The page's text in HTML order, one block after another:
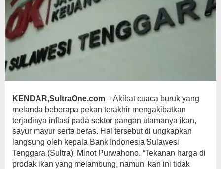
KENDAR,SultraOne.com – Akibat cuaca buruk yang
melanda beberapa pekan terakhir mengakibatkan
terjadinya inflasi pada sektor pangan utamanya ikan,
sayur mayur serta beras. Hal tersebut di ungkapkan
langsung oleh kepala Bank Indonesia Sulawesi
Tenggara (Sultra), Minot Purwahono. “Tekanan harga di
prodak ikan yang melambung, namun ikan ini tidak